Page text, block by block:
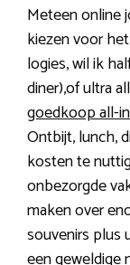
Meteen online
kiezen voor
logies, wil ik
diner),of ultra
goedkoop all-
Ontbijt, lunch,
kosten te
onbezorgde
maken over
souvenirs plus
een geweldige